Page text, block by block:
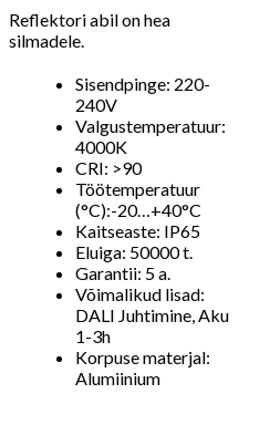
Reflektori abil on hea
silmadele.
Sisendpinge: 220-
240V
Valgustemperatuur:
4000K
CRI: >90
Töötemperatuur
(°C):-20…+40°C
Kaitseaste: IP65
Eluiga: 50000 t.
Garantii: 5 a.
Võimalikud lisad:
DALI Juhtimine, Aku
1-3h
Korpuse materjal:
Alumiinium